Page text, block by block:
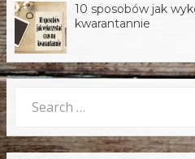
10 sposobów jak
kwarantannie
for: